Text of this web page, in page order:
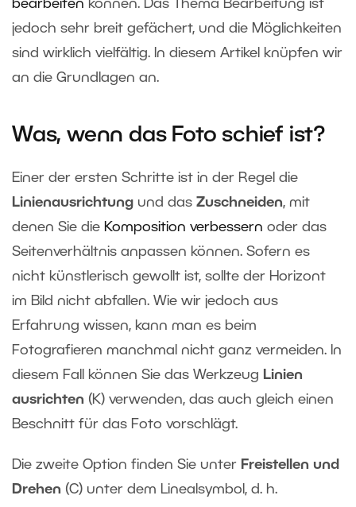
bearbeiten können. Das Thema Bearbeitung ist
jedoch sehr breit gefächert, und die Möglichkeiten
sind wirklich vielfältig. In diesem Artikel knüpfen wir
an die Grundlagen an.
Was, wenn das Foto schief ist?
Einer der ersten Schritte ist in der Regel die
Linienausrichtung und das Zuschneiden, mit
denen Sie die Komposition verbessern oder das
Seitenverhältnis anpassen können. Sofern es
nicht künstlerisch gewollt ist, sollte der Horizont
im Bild nicht abfallen. Wie wir jedoch aus
Erfahrung wissen, kann man es beim
Fotografieren manchmal nicht ganz vermeiden. In
diesem Fall können Sie das Werkzeug Linien
ausrichten (K) verwenden, das auch gleich einen
Beschnitt für das Foto vorschlägt.
Die zweite Option finden Sie unter Freistellen und
Drehen (C) unter dem Linealsymbol, d. h.